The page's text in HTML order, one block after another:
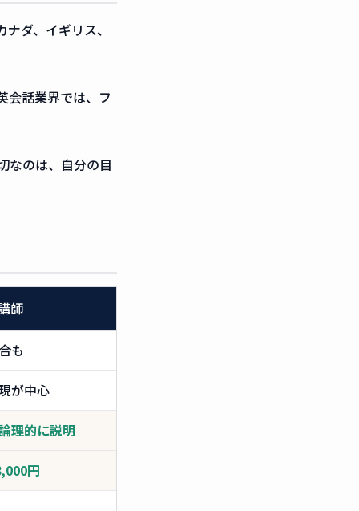
ダ、イギリス、
会話業界では、フ
なのは、自分の目
師
も
が中心
理的に説明
円